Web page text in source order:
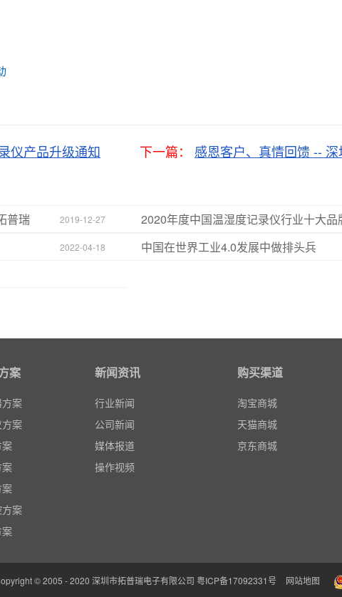
仪产品升级通知 下一篇： 感恩客户、真情回馈 --
普瑞 2019-12-27
2020年度中国温湿度记录仪行业十大品
榜单
2022-04-18 中国在世界工业4.0发展中做排头兵
案
案
案
案
新闻资讯
行业新闻
公司新闻
媒体报道
操作视频
购买渠道
淘宝商城
天猫商城
京东商城
© 2005 - 2020 深圳市拓普瑞电子有限公司 粤ICP备17092331号 网站地图